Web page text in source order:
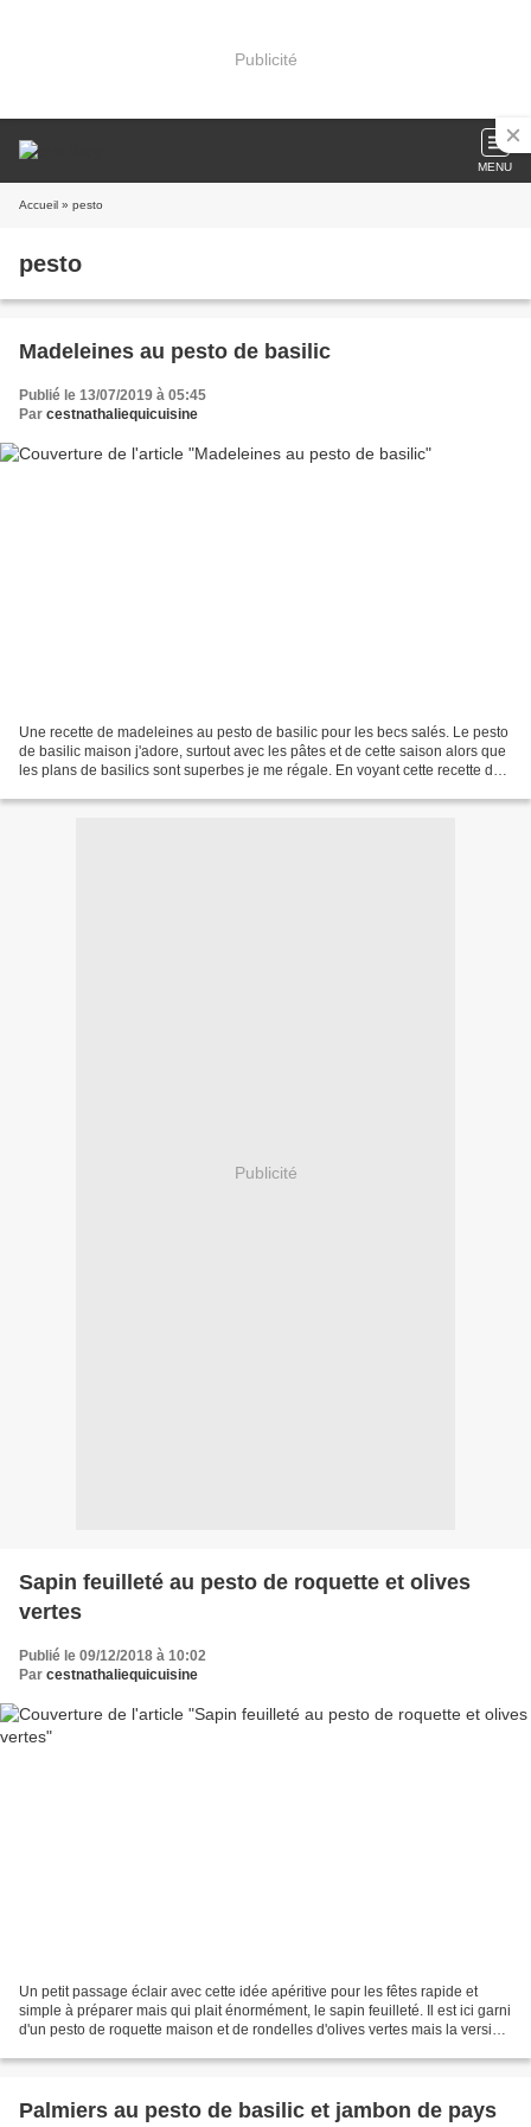
Publicité
MENU
Accueil » pesto
pesto
Madeleines au pesto de basilic
Publié le 13/07/2019 à 05:45
Par cestnathaliequicuisine
Une recette de madeleines au pesto de basilic pour les becs salés. Le pesto
de basilic maison j'adore, surtout avec les pâtes et de cette saison alors que
les plans de basilics sont superbes je me régale. En voyant cette recette de
Publicité
Sapin feuilleté au pesto de roquette et olives
vertes
Publié le 09/12/2018 à 10:02
Par cestnathaliequicuisine
Un petit passage éclair avec cette idée apéritive pour les fêtes rapide et
simple à préparer mais qui plait énormément, le sapin feuilleté. Il est ici garni
d'un pesto de roquette maison et de rondelles d'olives vertes mais la version
Palmiers au pesto de basilic et jambon de pays